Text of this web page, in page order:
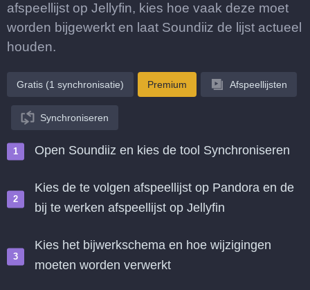
afspeellijst op Jellyfin, kies hoe vaak deze moet
worden bijgewerkt en laat Soundiiz de lijst actueel
houden.
Gratis (1 synchronisatie) Premium Afspeellijsten
Synchroniseren
Open Soundiiz en kies de tool Synchroniseren
Kies de te volgen afspeellijst op Pandora en de
bij te werken afspeellijst op Jellyfin
Kies het bijwerkschema en hoe wijzigingen
moeten worden verwerkt